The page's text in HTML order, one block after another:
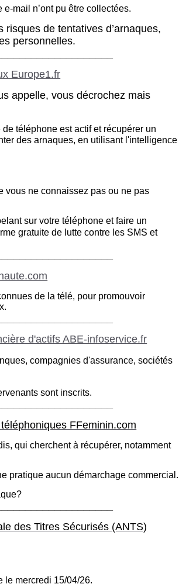
mail n’ont pu être collectées.
de tentatives d’arnaques,
personnelles.
Europe1.fr
appelle, vous décrochez mais
téléphone est actif et récupérer un
des arnaques, en utilisant l'intelligence
vous ne connaissez pas ou ne pas
sur votre téléphone et faire un
gratuite de lutte contre les SMS et
de la télé, pour promouvoir
d'actifs ABE-infoservice.fr
compagnies d'assurance, sociétés
sont inscrits.
FFeminin.com
qui cherchent à récupérer, notamment
pratique aucun démarchage commercial.
des Titres Sécurisés (ANTS)
le mercredi 15/04/26.